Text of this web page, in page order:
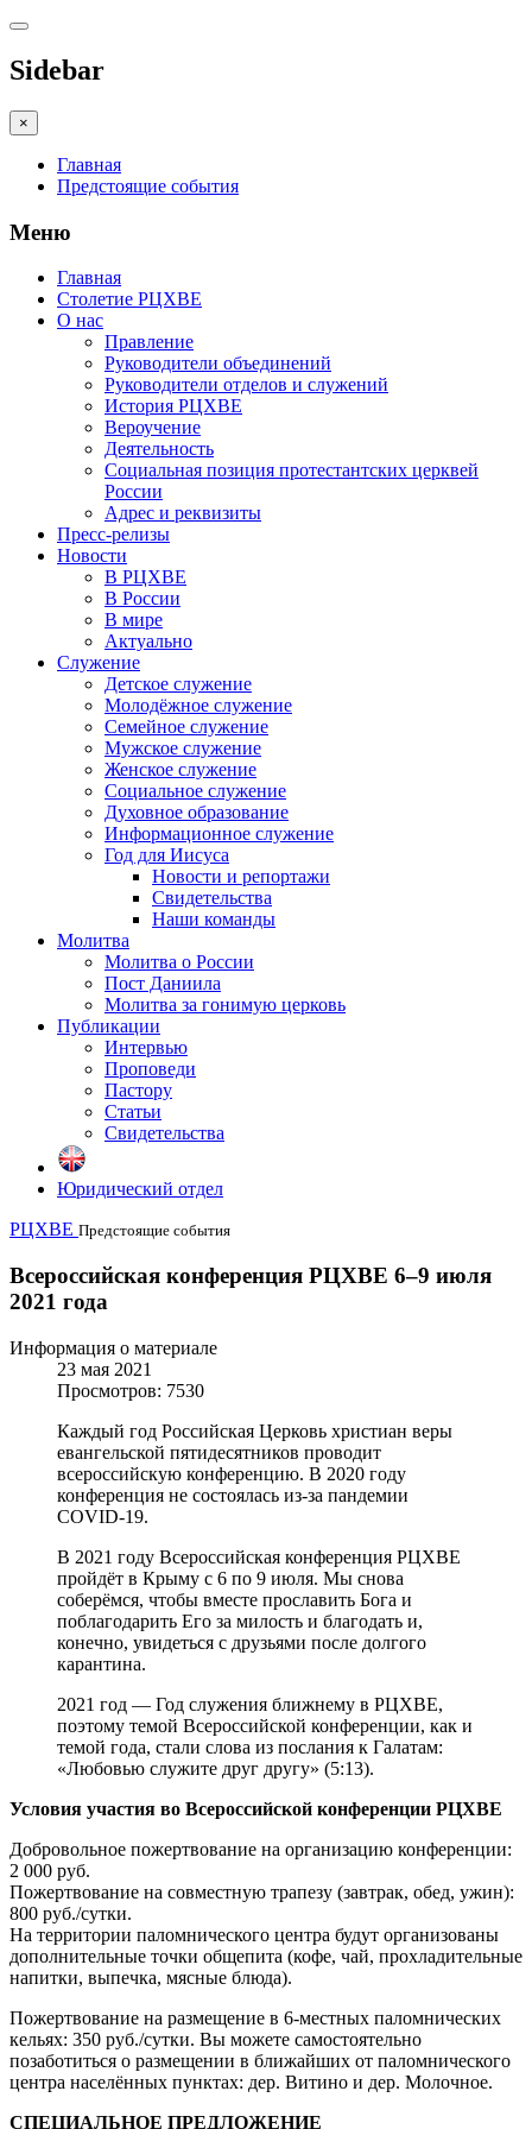
Sidebar
×
Главная
Предстоящие события
Меню
Главная
Столетие РЦХВЕ
О нас
Правление
Руководители объединений
Руководители отделов и служений
История РЦХВЕ
Вероучение
Деятельность
Социальная позиция протестантских церквей
России
Адрес и реквизиты
Пресс-релизы
Новости
В РЦХВЕ
В России
В мире
Актуально
Служение
Детское служение
Молодёжное служение
Семейное служение
Мужское служение
Женское служение
Социальное служение
Духовное образование
Информационное служение
Год для Иисуса
Новости и репортажи
Свидетельства
Наши команды
Молитва
Молитва о России
Пост Даниила
Молитва за гонимую церковь
Публикации
Интервью
Проповеди
Пастору
Статьи
Свидетельства
Юридический отдел
РЦХВЕ Предстоящие события
Всероссийская конференция РЦХВЕ 6–9 июля
2021 года
Информация о материале
23 мая 2021
Просмотров: 7530
Каждый год Российская Церковь христиан веры
евангельской пятидесятников проводит
всероссийскую конференцию. В 2020 году
конференция не состоялась из-за пандемии
COVID-19.
В 2021 году Всероссийская конференция РЦХВЕ
пройдёт в Крыму с 6 по 9 июля. Мы снова
соберёмся, чтобы вместе прославить Бога и
поблагодарить Его за милость и благодать и,
конечно, увидеться с друзьями после долгого
карантина.
2021 год — Год служения ближнему в РЦХВЕ,
поэтому темой Всероссийской конференции, как и
темой года, стали слова из послания к Галатам:
«Любовью служите друг другу» (5:13).
Условия участия во Всероссийской конференции РЦХВЕ
Добровольное пожертвование на организацию конференции:
2 000 руб.
Пожертвование на совместную трапезу (завтрак, обед, ужин):
800 руб./сутки.
На территории паломнического центра будут организованы
дополнительные точки общепита (кофе, чай, прохладительные
напитки, выпечка, мясные блюда).
Пожертвование на размещение в 6-местных паломнических
кельях: 350 руб./сутки. Вы можете самостоятельно
позаботиться о размещении в ближайших от паломнического
центра населённых пунктах: дер. Витино и дер. Молочное.
СПЕЦИАЛЬНОЕ ПРЕДЛОЖЕНИЕ